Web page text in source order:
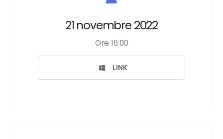
21 novembre 2022
Ore 16:00
LINK